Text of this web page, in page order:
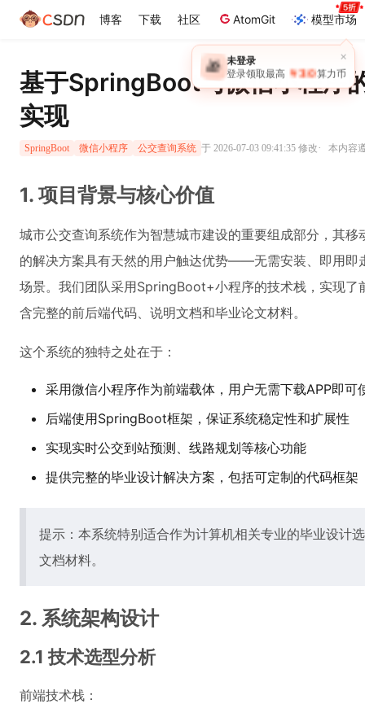
博客 下载 社区 AtomGit 模型市场
×
🎁 未登录
登录领取最高 ￥30 算力币
基于SpringBoot与微信小程序
实现
SpringBoot 微信小程序 公交查询系统 于 2026-07-03 09:41:35 修改· 本内容
1. 项目背景与核心价值
城市公交查询系统作为智慧城市建设的重要组成部分，其
的解决方案具有天然的用户触达优势——无需安装、即用即
场景。我们团队采用SpringBoot+小程序的技术栈，实现了
含完整的前后端代码、说明文档和毕业论文材料。
这个系统的独特之处在于：
采用微信小程序作为前端载体，用户无需下载APP即可
后端使用SpringBoot框架，保证系统稳定性和扩展性
实现实时公交到站预测、线路规划等核心功能
提供完整的毕业设计解决方案，包括可定制的代码框架
提示：本系统特别适合作为计算机相关专业的毕业设计
文档材料。
2. 系统架构设计
2.1 技术选型分析
前端技术栈：